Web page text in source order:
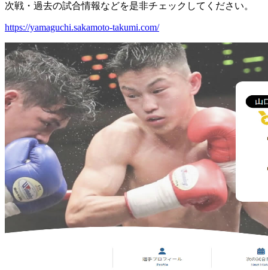
次戦・過去の試合情報などを是非チェックしてください。
https://yamaguchi.sakamoto-takumi.com/